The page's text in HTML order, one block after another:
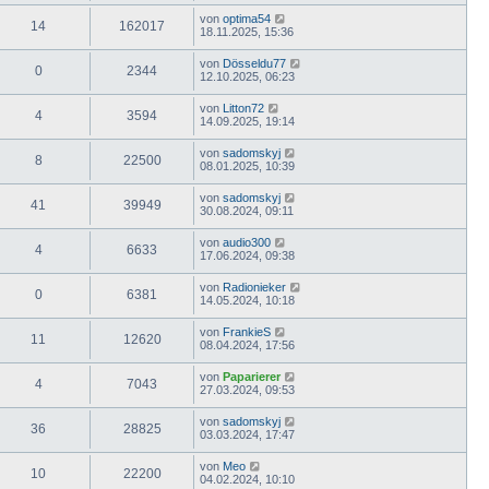
14 162017 von optima54
18.11.2025, 15:36
0 2344 von Dösseldu77
12.10.2025, 06:23
4 3594 von Litton72
14.09.2025, 19:14
8 22500 von sadomskyj
08.01.2025, 10:39
41 39949 von sadomskyj
30.08.2024, 09:11
4 6633 von audio300
17.06.2024, 09:38
0 6381 von Radionieker
14.05.2024, 10:18
11 12620 von FrankieS
08.04.2024, 17:56
4 7043 von Paparierer
27.03.2024, 09:53
36 28825 von sadomskyj
03.03.2024, 17:47
10 22200 von Meo
04.02.2024, 10:10